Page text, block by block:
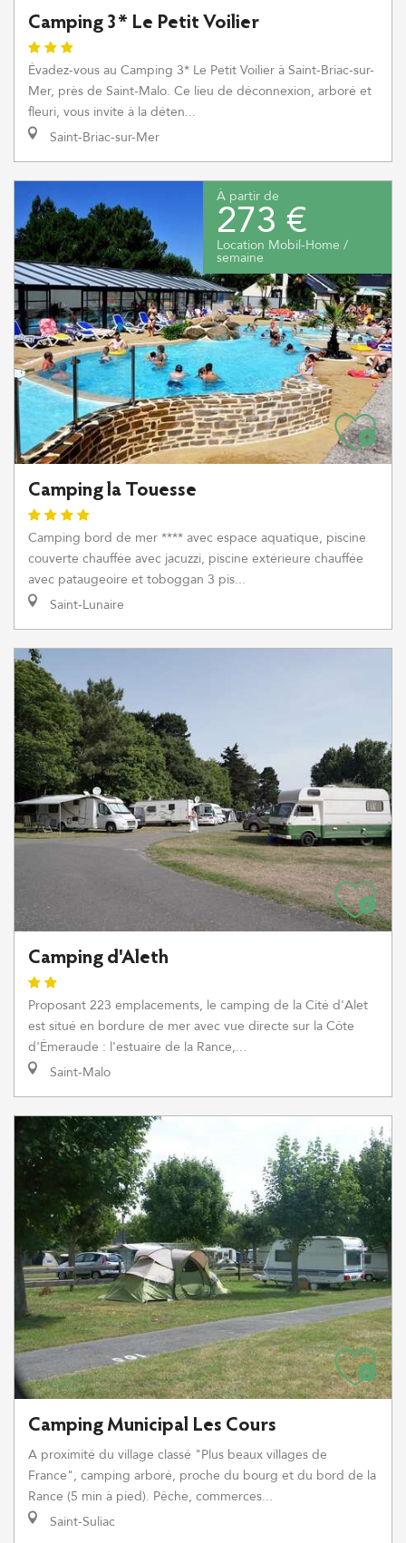
Camping 3* Le Petit Voilier
Évadez-vous au Camping 3* Le Petit Voilier à Saint-Briac-sur-
Mer, près de Saint-Malo. Ce lieu de déconnexion, arboré et
fleuri, vous invite à la déten...
Saint-Briac-sur-Mer
À partir de
273 €
Location Mobil-Home /
semaine
Camping la Touesse
Camping bord de mer **** avec espace aquatique, piscine
couverte chauffée avec jacuzzi, piscine extérieure chauffée
avec pataugeoire et toboggan 3 pis...
Saint-Lunaire
Camping d'Aleth
Proposant 223 emplacements, le camping de la Cité d'Alet
est situé en bordure de mer avec vue directe sur la Côte
d'Émeraude : l'estuaire de la Rance,...
Saint-Malo
Camping Municipal Les Cours
A proximité du village classé "Plus beaux villages de
France", camping arboré, proche du bourg et du bord de la
Rance (5 min à pied). Pêche, commerces...
Saint-Suliac